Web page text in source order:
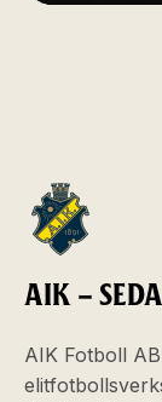
AIK –
AIK Fotboll